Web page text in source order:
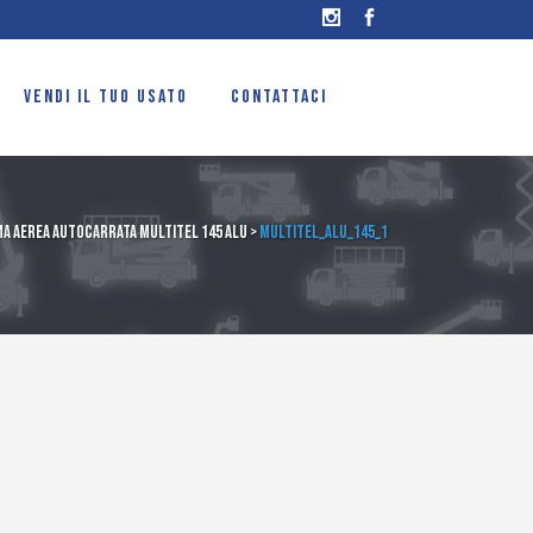
VENDI IL TUO USATO CONTATTACI
aerea autocarrata Multitel 145 ALU >Multitel_alu_145_1